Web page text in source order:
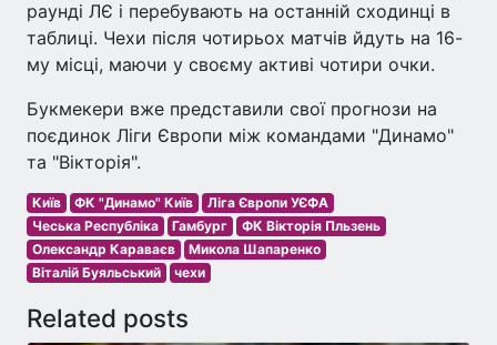
раунді ЛЄ і перебувають на останній сходинці в
таблиці. Чехи після чотирьох матчів йдуть на 16-
му місці, маючи у своєму активі чотири очки.
Букмекери вже представили свої прогнози на
поєдинок Ліги Європи між командами "Динамо"
та "Вікторія".
Київ ФК "Динамо" Київ
Ліга Європи УЄФА
Чеська Республіка
Гамбург
ФК Вікторія Пльзень
Олександр Караваєв
Микола Шапаренко
Віталій Буяльський
чехи
Related posts